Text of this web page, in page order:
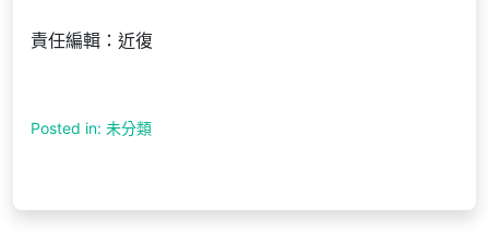
責任編輯：近復
Posted in: 未分類